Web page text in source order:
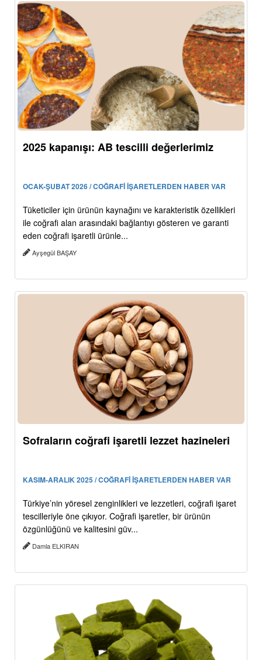
2025 kapanışı: AB tescilli değerlerimiz
OCAK-ŞUBAT 2026 / COĞRAFİ İŞARETLERDEN HABER VAR
Tüketiciler için ürünün kaynağını ve karakteristik özellikleri
ile coğrafi alan arasındaki bağlantıyı gösteren ve garanti
eden coğrafi işaretli ürünle...
Ayşegül BAŞAY
Sofraların coğrafi işaretli lezzet hazineleri
KASIM-ARALIK 2025 / COĞRAFİ İŞARETLERDEN HABER VAR
Türkiye’nin yöresel zenginlikleri ve lezzetleri, coğrafi işaret
tescilleriyle öne çıkıyor. Coğrafi işaretler, bir ürünün
özgünlüğünü ve kalitesini güv...
Damla ELKIRAN